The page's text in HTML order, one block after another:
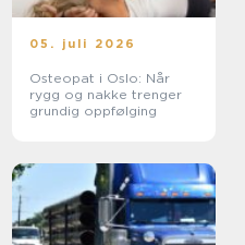
05. juli 2026
Osteopat i Oslo: Når
rygg og nakke trenger
grundig oppfølging